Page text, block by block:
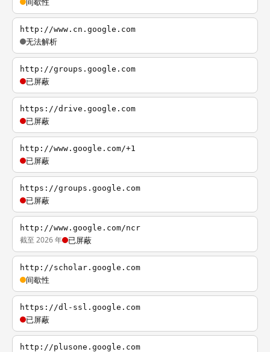
http://www.cn.google.com
无法解析
http://groups.google.com
已屏蔽
https://drive.google.com
已屏蔽
http://www.google.com/+1
已屏蔽
https://groups.google.com
已屏蔽
http://www.google.com/ncr
截至 2026 年 已屏蔽
http://scholar.google.com
间歇性
https://dl-ssl.google.com
已屏蔽
http://plusone.google.com